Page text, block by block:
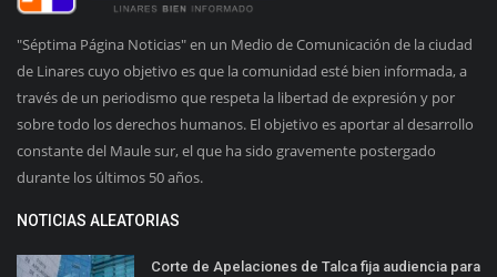
"Séptima Página Noticias" en un Medio de Comunicación de la ciudad
de Linares cuyo objetivo es que la comunidad esté bien informada, a
través de un periodismo que respeta la libertad de expresión y por
sobre todo los derechos humanos. El objetivo es aportar al desarrollo
constante del Maule sur, el que ha sido gravemente postergado
durante los últimos 50 años.
NOTICIAS ALEATORIAS
Corte de Apelaciones de Talca fija audiencia para